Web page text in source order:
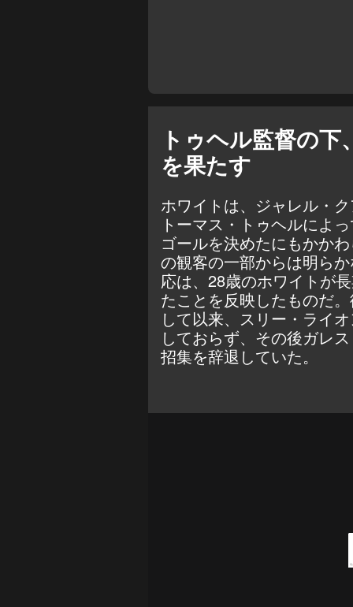
トゥヘル監督の
を果たす
ホワイトは、ジャレル・
トーマス・トゥヘルによ
ゴールを決めたにもかか
の観客の一部からは明ら
応は、28歳のホワイトが
たことを反映したものだ
して以来、スリー・ライ
しておらず、その後ガレ
招集を辞退していた。